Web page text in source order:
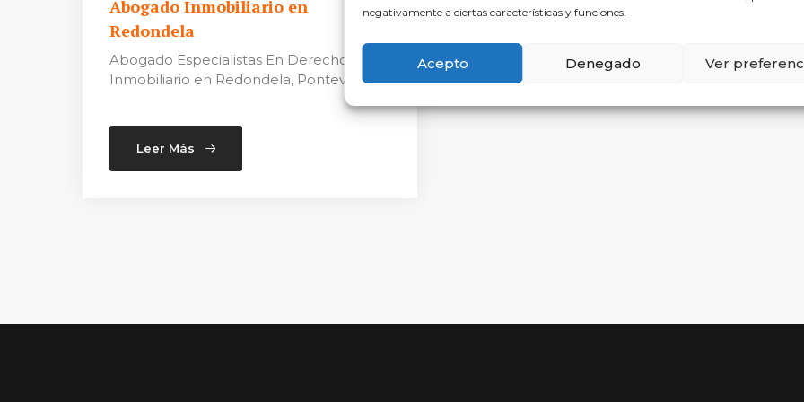
negativamente a ciertas características y funciones.
Acepto Denegado Ver
Abogado Inmobiliario en
Redondela
Abogado Especialistas En Derecho
Inmobiliario en Redondela, Pontevedra
Leer Más